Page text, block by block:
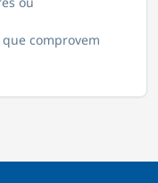
que comprovem